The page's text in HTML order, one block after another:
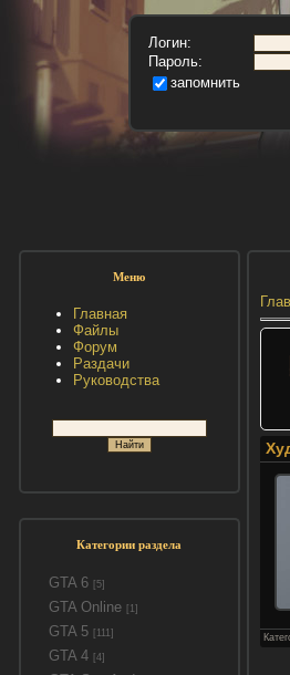
Логин:
Пароль:
запомнить
Меню
Главная
Файлы
Форум
Раздачи
Руководства
Категории раздела
GTA 6 [5]
GTA Online [1]
GTA 5 [111]
GTA 4 [4]